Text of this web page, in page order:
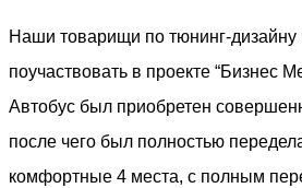
Наши товарищи по тюнинг-дизайну
поучаствовать в проекте “Бизнес
Автобус был приобретен
после чего был полностью
комфортные 4 места, с полным